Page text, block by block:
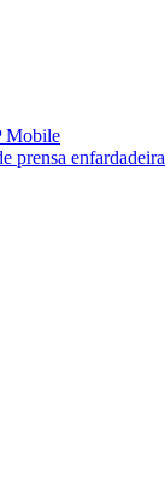
Mobile
prensa enfardadeira